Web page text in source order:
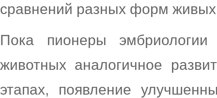
сравнений разных форм
Пока пионеры
животных аналогичное
этапах, появление